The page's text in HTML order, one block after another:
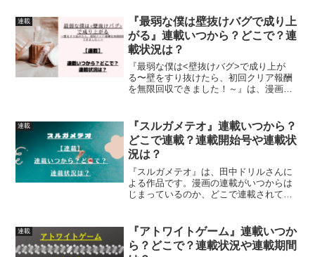
す
連載
『最弱な僕は壁抜けバグで成り上
がる』連載いつから？どこで？連
載状況は？
『最弱な僕は<壁抜けバグ>で成り上が
る〜壁をすり抜けたら、初回クリア報酬
を無限回収できました！～』は、漫画：
品です。漫画の連載がいつからはじまっ
たのか、どこで連載されて...
連載
『スルガメテオ』連載いつから？
どこで連載？連載開始号や連載状
況は？
『スルガメテオ』は、田中ドリルさんに
よる作品です。漫画の連載がいつからは
じまっているのか、どこで連載されてい
連載
『アトワイトゲーム』連載いつか
ら？どこで？連載状況や連載期間